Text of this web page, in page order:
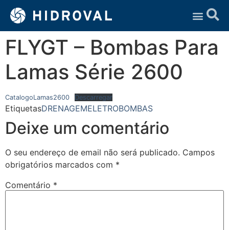
FLYGT – Bombas Para
Lamas Série 2600
CatalogoLamas2600 Descarregar
EtiquetasDRENAGEMELETROBOMBAS
Deixe um comentário
O seu endereço de email não será publicado. Campos
obrigatórios marcados com *
Comentário *